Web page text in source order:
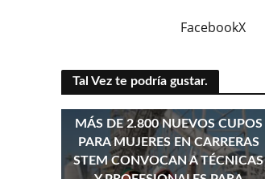
FacebookX
Tal Vez te podría gustar.
MÁS DE 2.800 NUEVOS CUPOS
PARA MUJERES EN CARRERAS
STEM CONVOCAN A TÉCNICAS